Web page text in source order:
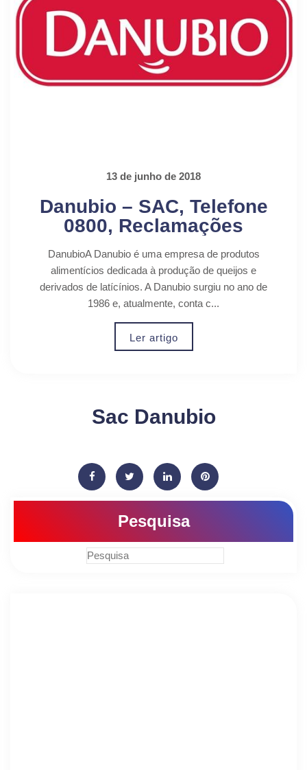
13 de junho de 2018
Danubio – SAC, Telefone
0800, Reclamações
DanubioA Danubio é uma empresa de produtos
alimentícios dedicada à produção de queijos e
derivados de latícínios. A Danubio surgiu no ano de
1986 e, atualmente, conta c...
Ler artigo
Sac Danubio
Pesquisa